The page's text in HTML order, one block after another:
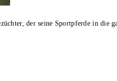
der seine Sportpferde in die